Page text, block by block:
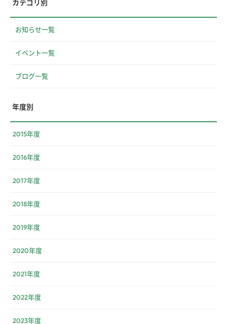
カテゴリ別
お知らせ一覧
イベント一覧
ブログ一覧
年度別
2015年度
2016年度
2017年度
2018年度
2019年度
2020年度
2021年度
2022年度
2023年度